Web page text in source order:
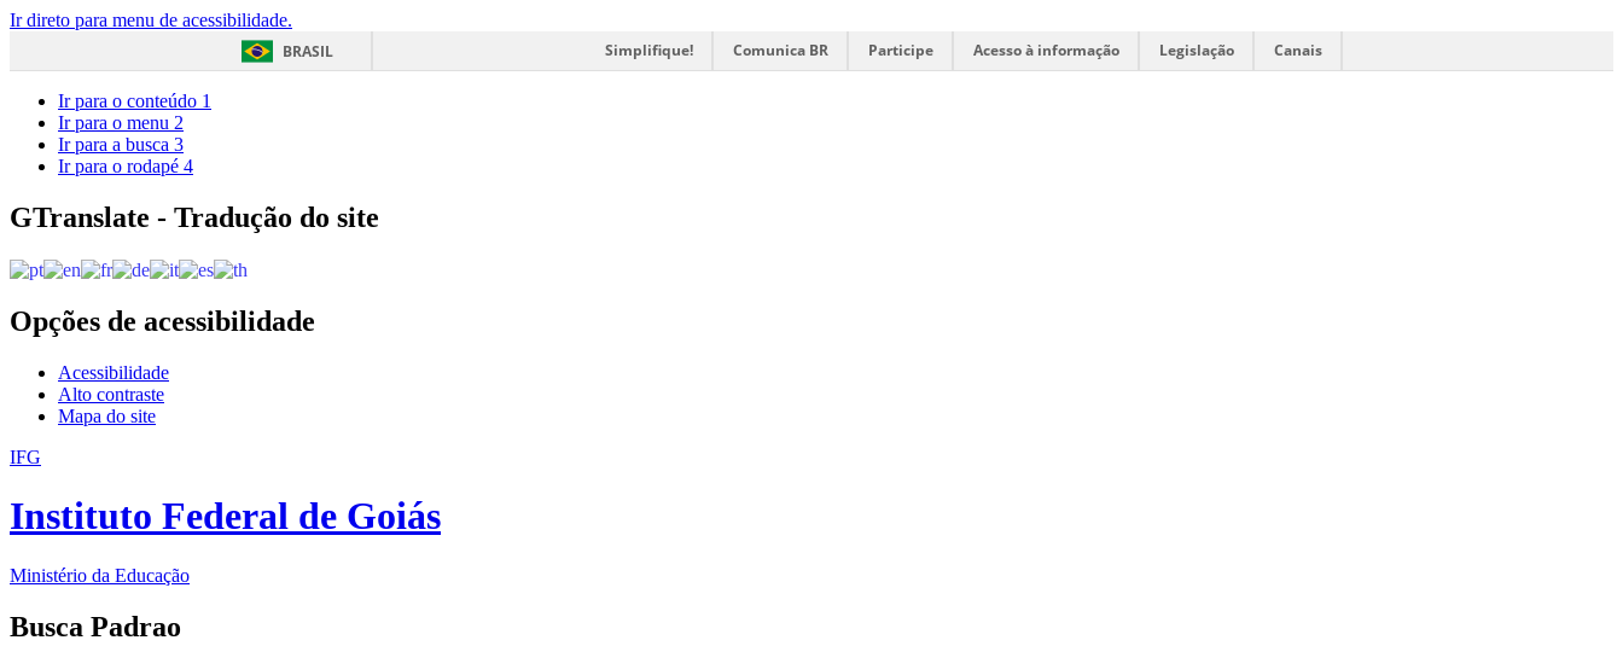
Ir direto para menu de acessibilidade.
BRASIL
Simplifique! Comunica BR Participe Acesso à informação Legislação Canais
Ir para o conteúdo 1
Ir para o menu 2
Ir para a busca 3
Ir para o rodapé 4
GTranslate - Tradução do site
Opções de acessibilidade
Acessibilidade
Alto contraste
Mapa do site
IFG
Instituto Federal de Goiás
Ministério da Educação
Busca Padrao